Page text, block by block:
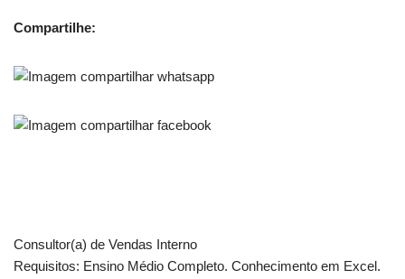
Compartilhe:
Consultor(a) de Vendas Interno
Requisitos: Ensino Médio Completo. Conhecimento em Excel.